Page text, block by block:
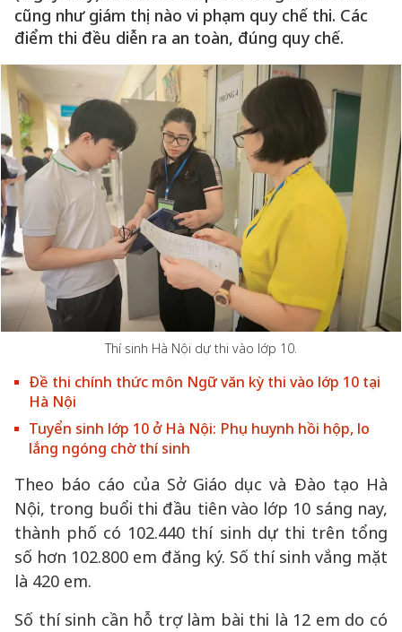
cũng như giám thị nào vi phạm quy chế thi. Các
điểm thi đều diễn ra an toàn, đúng quy chế.
Thí sinh Hà Nội dự thi vào lớp 10.
Đề thi chính thức môn Ngữ văn kỳ thi vào lớp 10 tại
Hà Nội
Tuyển sinh lớp 10 ở Hà Nội: Phụ huynh hồi hộp, lo
lắng ngóng chờ thí sinh
Theo báo cáo của Sở Giáo dục và Đào tạo Hà
Nội, trong buổi thi đầu tiên vào lớp 10 sáng nay,
thành phố có 102.440 thí sinh dự thi trên tổng
số hơn 102.800 em đăng ký. Số thí sinh vắng mặt
là 420 em.
Số thí sinh cần hỗ trợ làm bài thi là 12 em do có